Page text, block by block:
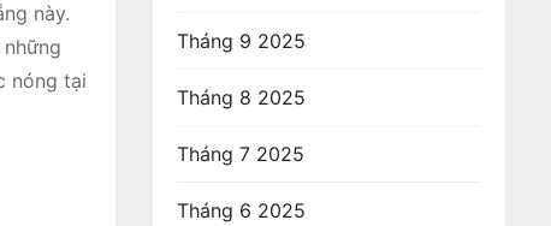
này.
nóng tại
Tháng 9 2025
Tháng 8 2025
Tháng 7 2025
Tháng 6 2025